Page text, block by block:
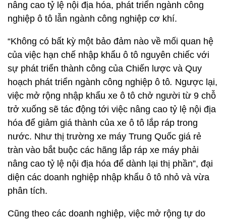
nâng cao tỷ lệ nội địa hóa, phát triển ngành công
nghiệp ô tô lẫn ngành công nghiệp cơ khí.
“Không có bất kỳ một bảo đảm nào về mối quan hệ
của việc hạn chế nhập khẩu ô tô nguyên chiếc với
sự phát triển thành công của Chiến lược và Quy
hoạch phát triển ngành công nghiệp ô tô. Ngược lại,
việc mở rộng nhập khẩu xe ô tô chở người từ 9 chỗ
trở xuống sẽ tác động tới việc nâng cao tỷ lệ nội địa
hóa để giảm giá thành của xe ô tô lắp ráp trong
nước. Như thị trường xe máy Trung Quốc giá rẻ
tràn vào bắt buộc các hãng lắp ráp xe máy phải
nâng cao tỷ lệ nội địa hóa để dành lại thị phần”, đại
diện các doanh nghiệp nhập khẩu ô tô nhỏ và vừa
phân tích.
Cũng theo các doanh nghiệp, việc mở rộng tự do